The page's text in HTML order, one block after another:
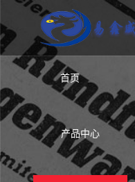
首页
产品中心